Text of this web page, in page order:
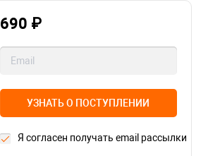
690 ₽
УЗНАТЬ О ПОСТУПЛЕНИИ
Я согласен получать email рассылки